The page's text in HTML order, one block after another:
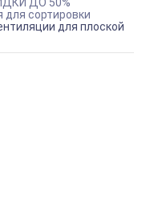
для сортировки
для плоской